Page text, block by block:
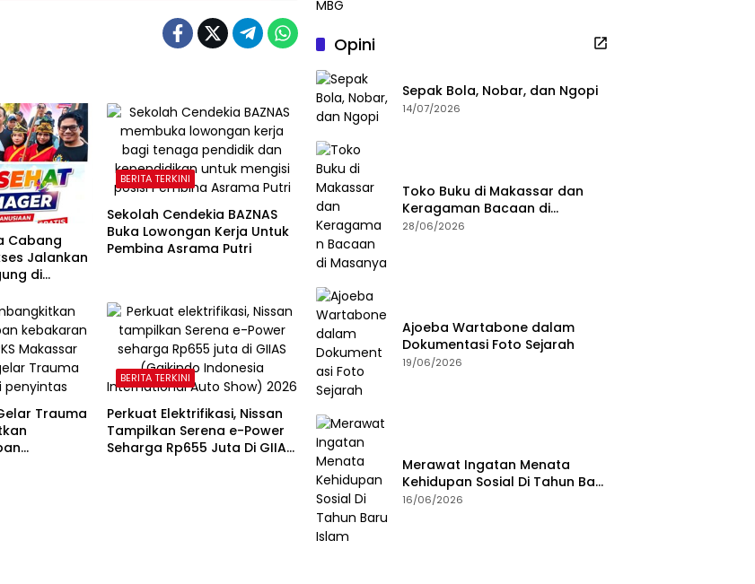
Cabang
Jalankan
di
BERITA TERKINI
Sekolah Cendekia BAZNAS
Buka Lowongan Kerja Untuk
Pembina Asrama Putri
Trauma
BERITA TERKINI
Perkuat Elektrifikasi, Nissan
Tampilkan Serena e-Power
Seharga Rp655 Juta Di GIIAS
Opini
Sepak Bola, Nobar, dan Ngopi
14/07/2026
Toko Buku di Makassar dan
Keragaman Bacaan di
Masanya
28/06/2026
Ajoeba Wartabone dalam
Dokumentasi Foto Sejarah
19/06/2026
Merawat Ingatan Menata
Kehidupan Sosial Di Tahun Baru
Islam
16/06/2026